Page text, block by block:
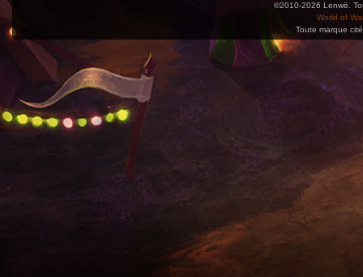
©2010-2026 Lenwë.
World of
Toute marque
Utilisez l'adresse suivante pour accéder au calendrier des évènements depuis d'autres
charge le format iCal.